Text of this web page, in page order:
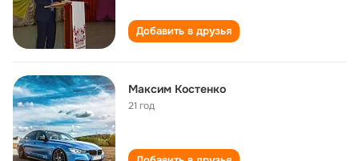
Добавить в друзья
Максим Костенко
21 год